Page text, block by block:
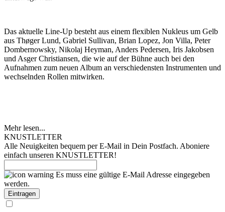
Das aktuelle Line-Up besteht aus einem flexiblen Nukleus um Gelb
aus Thøger Lund, Gabriel Sullivan, Brian Lopez, Jon Villa, Peter
Dombernowsky, Nikolaj Heyman, Anders Pedersen, Iris Jakobsen
und Asger Christiansen, die wie auf der Bühne auch bei den
Aufnahmen zum neuen Album an verschiedensten Instrumenten und
wechselnden Rollen mitwirken.
Mehr lesen...
KNUSTLETTER
Alle Neuigkeiten bequem per E-Mail in Dein Postfach. Aboniere
einfach unseren KNUSTLETTER!
Es muss eine gültige E-Mail Adresse eingegeben
werden.